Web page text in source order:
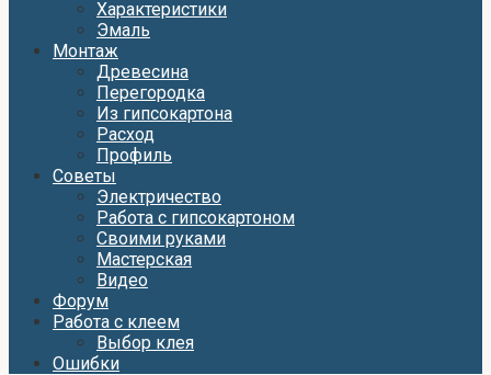
Характеристики
Эмаль
Монтаж
Древесина
Перегородка
Из гипсокартона
Расход
Профиль
Советы
Электричество
Работа с гипсокартоном
Своими руками
Мастерская
Видео
Форум
Работа с клеем
Выбор клея
Ошибки